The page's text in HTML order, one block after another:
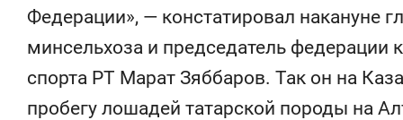
Федерации», — констатировал накануне
минсельхоза и председатель федерации
спорта РТ Марат Зяббаров. Так он на
пробегу лошадей татарской породы на
Как ГК «МИР ГРУПП» и ВТБ
создают оазис жилого
комфорта под Казанью
150
ID вместо